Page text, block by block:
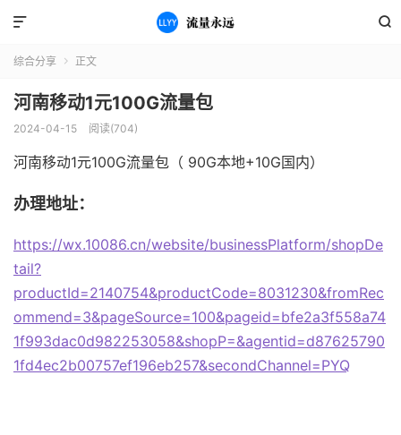


综合分享  正文
河南移动1元100G流量包
2024-04-15 阅读(704)
河南移动1元100G流量包（ 90G本地+10G国内）
办理地址：
https://wx.10086.cn/website/businessPlatform/shopDe
tail?
productId=2140754&productCode=8031230&fromRec
ommend=3&pageSource=100&pageid=bfe2a3f558a74
1f993dac0d982253058&shopP=&agentid=d87625790
1fd4ec2b00757ef196eb257&secondChannel=PYQ